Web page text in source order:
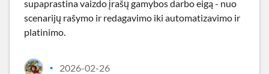
supaprastina vaizdo įrašų gamybos darbo eigą - nuo
scenarijų rašymo ir redagavimo iki automatizavimo ir
platinimo.
• 2026-02-26